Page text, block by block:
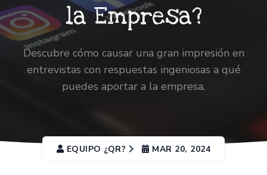
la Empresa?
Descubre cómo causar una gran impresión en
entrevistas con respuestas ingeniosas a qué
puedes aportar a la empresa.
EQUIPO ¿QR? MAR 20, 2024